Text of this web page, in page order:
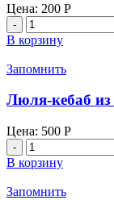
Цена: 200 Р
Количество
товара
Помидор
В корзину
Запомнить
Люля-кебаб
Цена: 500 Р
Количество
товара
Люля-
кебаб
В корзину
Запомнить